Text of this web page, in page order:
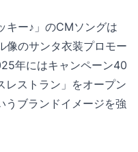
キー♪」のCMソングは
像のサンタ衣装プロモー
年にはキャンペーン40
レストラン」をオープン
ブランドイメージを強